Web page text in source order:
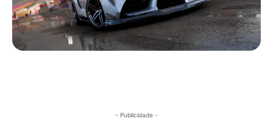
- Publicidade -